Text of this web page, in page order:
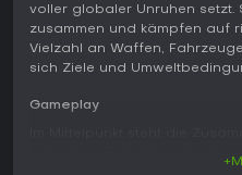
voller globaler Unruhen setzt.
zusammen und kämpfen auf
Vielzahl an Waffen,
sich Ziele und
Gameplay